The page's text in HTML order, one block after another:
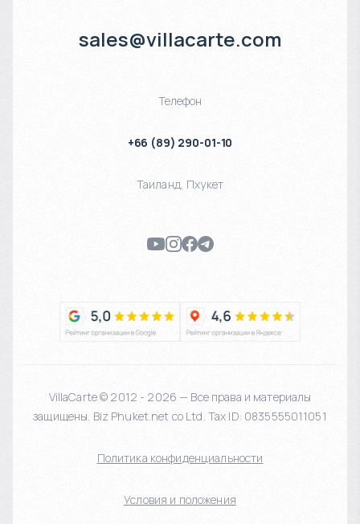
sales@villacarte.com
Телефон
+66 (89) 290-01-10
Таиланд, Пхукет
VillaCarte © 2012 - 2026 — Все права и материалы
защищены. Biz Phuket.net co Ltd. Tax ID: 0835555011051
Политика конфиденциальности
Условия и положения